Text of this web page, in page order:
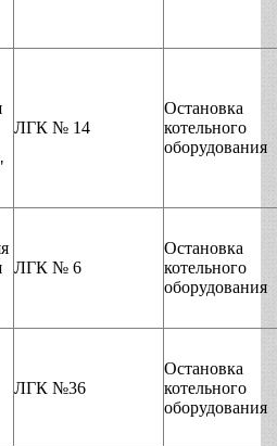
ЛГК № 14
Остановка
котельного
оборудования
ЛГК № 6
Остановка
котельного
оборудования
ЛГК №36
Остановка
котельного
оборудования